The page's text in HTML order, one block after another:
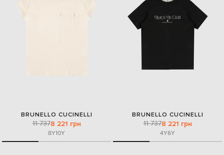
BRUNELLO CUCINELLI
11 7378 221 грн
8Y10Y
BRUNELLO CUCINELLI
11 7378 221 грн
4Y6Y